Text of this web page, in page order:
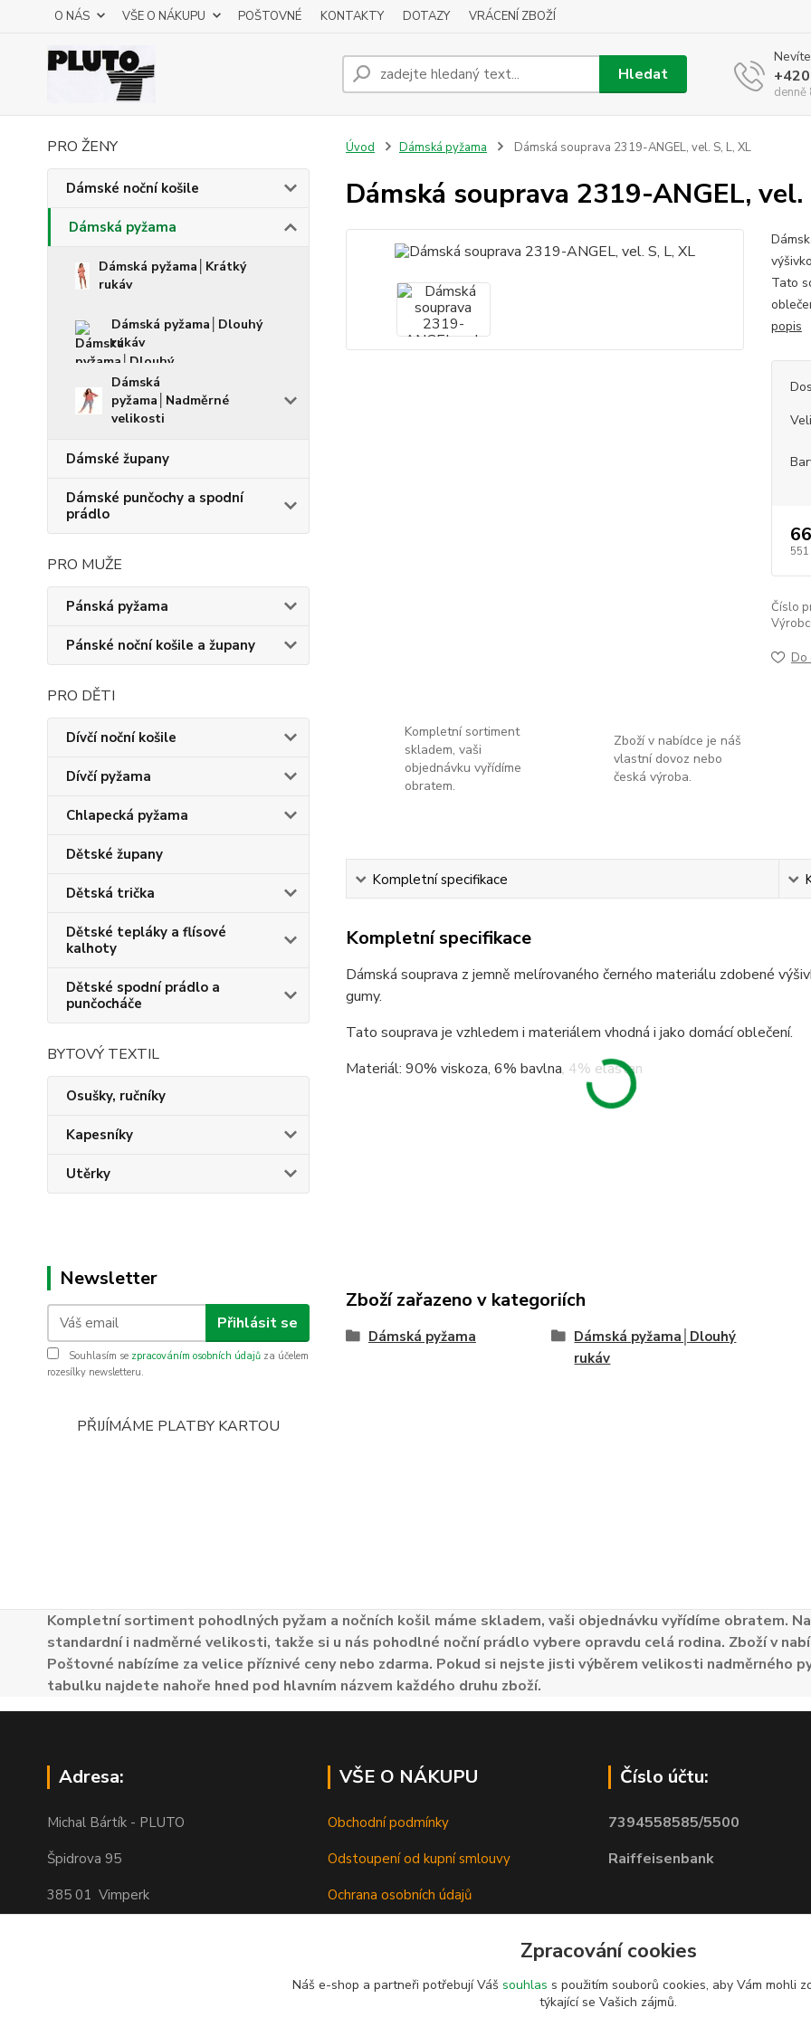
O NÁS VŠE O NÁKUPU POŠTOVNÉ KONTAKTY DOTAZY VRÁCENÍ ZBOŽÍ
Hledat
PRO ŽENY
Dámské noční košile
Dámská pyžama
Dámská pyžama│Krátký
rukáv
Dámská pyžama│Dlouhý
rukáv
Dámská
pyžama│Nadměrné
velikosti
Dámské župany
Dámské punčochy a spodní
prádlo
PRO MUŽE
Pánská pyžama
Pánské noční košile a župany
PRO DĚTI
Dívčí noční košile
Dívčí pyžama
Chlapecká pyžama
Dětské župany
Dětská trička
Dětské tepláky a flísové
kalhoty
Dětské spodní prádlo a
punčocháče
BYTOVÝ TEXTIL
Osušky, ručníky
Kapesníky
Utěrky
Newsletter
Přihlásit se
Souhlasím se zpracováním osobních údajů za účelem
rozesílky newsletteru.
PŘIJÍMÁME PLATBY KARTOU
Úvod Dámská pyžama Dámská souprava 2319-ANGEL, vel. S, L, XL
Dámská souprava 2319-ANGEL, vel.
Tato
popis
551
Číslo
Do
Kompletní sortiment
skladem, vaši
objednávku vyřídíme
obratem.
Zboží v nabídce je náš
vlastní dovoz nebo
česká výroba.
Kompletní specifikace
Kompletní specifikace
Dámská souprava z jemně melírovaného černého materiálu zdobené
gumy.
Tato souprava je vzhledem i materiálem vhodná i jako domácí oblečení.
Materiál: 90% viskoza, 6% bavlna, 4% elastan
Zboží zařazeno v kategoriích
Dámská pyžama
Dámská pyžama│Dlouhý
rukáv
Kompletní sortiment pohodlných pyžam a nočních košil máme skladem, vaši objednávku vyřídíme obratem.
standardní i nadměrné velikosti, takže si u nás pohodlné noční prádlo vybere opravdu celá rodina. Zboží v
Poštovné nabízíme za velice příznivé ceny nebo zdarma. Pokud si nejste jisti výběrem velikosti nadměrného
tabulku najdete nahoře hned pod hlavním názvem každého druhu zboží.
Adresa:
Michal Bártík - PLUTO
Špidrova 95
385 01 Vimperk
VŠE O NÁKUPU
Obchodní podmínky
Odstoupení od kupní smlouvy
Ochrana osobních údajů
Číslo účtu:
7394558585/5500
Raiffeisenbank
Zpracování cookies
Náš e-shop a partneři potřebují Váš souhlas s použitím souborů cookies, aby Vám mohli
týkající se Vašich zájmů.